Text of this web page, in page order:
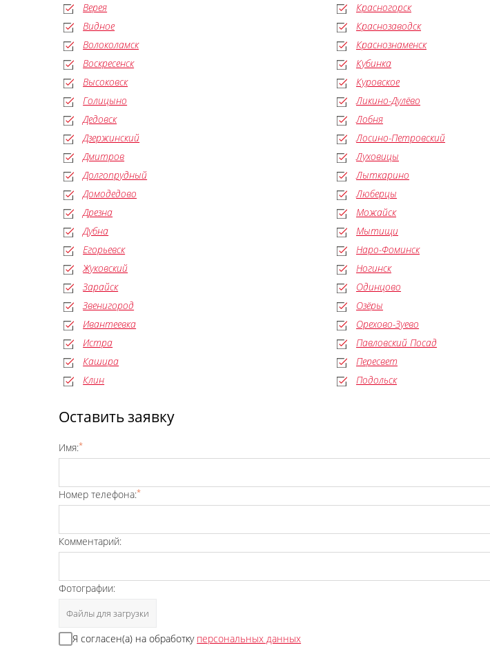
Верея
Видное
Волоколамск
Воскресенск
Высоковск
Голицыно
Дедовск
Дзержинский
Дмитров
Долгопрудный
Домодедово
Дрезна
Дубна
Егорьевск
Жуковский
Зарайск
Звенигород
Ивантеевка
Истра
Кашира
Клин
Красногорск
Краснозаводск
Краснознаменск
Кубинка
Куровское
Ликино-Дулёво
Лобня
Лосино-Петровский
Луховицы
Лыткарино
Люберцы
Можайск
Мытищи
Наро-Фоминск
Ногинск
Одинцово
Озёры
Орехово-Зуево
Павловский Посад
Пересвет
Подольск
Оставить заявку
Имя:*
Номер телефона:*
Комментарий:
Фотографии:
Файлы для загрузки
Я согласен(а) на обработку персональных данных